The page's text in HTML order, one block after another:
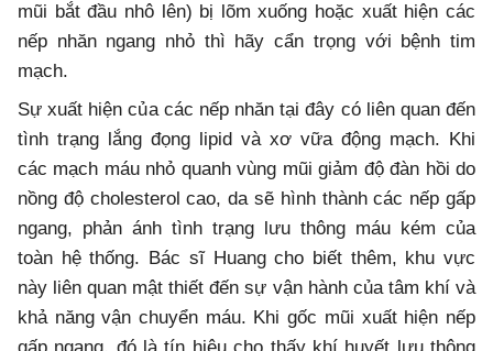
mũi bắt đầu nhô lên) bị lõm xuống hoặc xuất hiện các
nếp nhăn ngang nhỏ thì hãy cẩn trọng với bệnh tim
mạch.
Sự xuất hiện của các nếp nhăn tại đây có liên quan đến
tình trạng lắng đọng lipid và xơ vữa động mạch. Khi
các mạch máu nhỏ quanh vùng mũi giảm độ đàn hồi do
nồng độ cholesterol cao, da sẽ hình thành các nếp gấp
ngang, phản ánh tình trạng lưu thông máu kém của
toàn hệ thống. Bác sĩ Huang cho biết thêm, khu vực
này liên quan mật thiết đến sự vận hành của tâm khí và
khả năng vận chuyển máu. Khi gốc mũi xuất hiện nếp
gấp ngang, đó là tín hiệu cho thấy khí huyết lưu thông